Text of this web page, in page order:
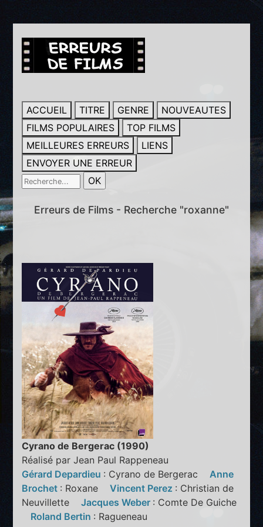
ACCUEIL TITRE GENRE
NOUVEAUTES
FILMS POPULAIRES
TOP FILMS
MEILLEURES ERREURS
LIENS
ENVOYER UNE ERREUR
Erreurs de Films - Recherche "roxanne"
Cyrano de Bergerac (1990)
Réalisé par Jean Paul Rappeneau
Gérard Depardieu : Cyrano de Bergerac Anne
Brochet : RoxaneVincent Perez : Christian de
NeuvilletteJacques Weber : Comte De Guiche
Roland Bertin : Ragueneau